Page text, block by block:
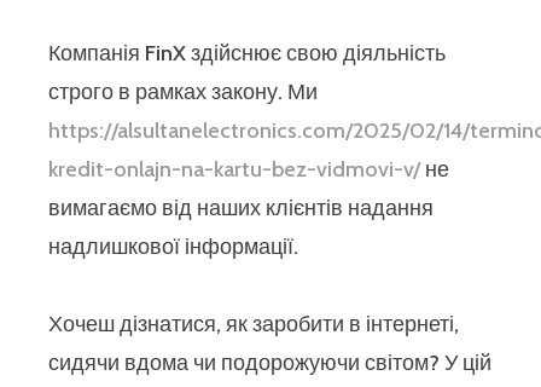
Компанія FinX здійснює свою діяльність
строго в рамках закону. Ми
https://alsultanelectronics.com/2025/02/14/
kredit-onlajn-na-kartu-bez-vidmovi-v/не
вимагаємо від наших клієнтів надання
надлишкової інформації.
Хочеш дізнатися, як заробити в інтернеті,
сидячи вдома чи подорожуючи світом? У цій